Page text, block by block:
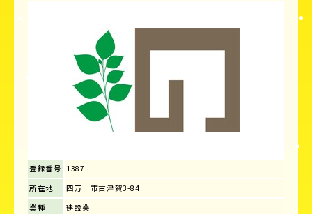
登録番号 1387
所在地
四万十市古津賀3-84
業種
建設業